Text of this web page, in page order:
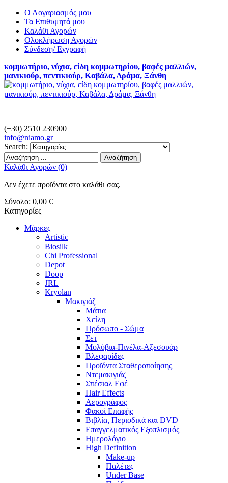
Ο Λογαριασμός μου
Τα Επιθυμητά μου
Καλάθι Αγορών
Ολοκλήρωση Αγορών
Σύνδεση/ Εγγραφή
κομμωτήριο, νύχια, είδη κομμωτηρίου, βαφές μαλλιών,
μανικιούρ, πεντικιούρ, Καβάλα, Δράμα, Ξάνθη
(+30) 2510 230900
info@niamo.gr
Search:
Αναζήτηση
Καλάθι Αγορών (0)
Δεν έχετε προϊόντα στο καλάθι σας.
Σύνολο: 0,00 €
Κατηγορίες
Μάρκες
Artistic
Biosilk
Chi Professional
Depot
Doop
JRL
Kryolan
Μακιγιάζ
Μάτια
Χείλη
Πρόσωπο - Σώμα
Σετ
Μολύβια-Πινέλα-Αξεσουάρ
Βλεφαρίδες
Προϊόντα Σταθεροποίησης
Ντεμακιγιάζ
Σπέσιαλ Εφέ
Hair Effects
Αερογράφος
Φακοί Επαφής
Βιβλία, Περιοδικά και DVD
Επαγγελματικός Εξοπλισμός
Ημερολόγιο
High Definition
Make-up
Παλέτες
Under Base